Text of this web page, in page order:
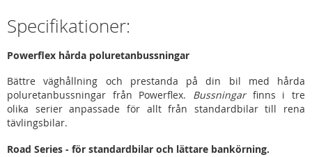
Specifikationer:
Powerflex hårda poluretanbussningar
Bättre väghållning och prestanda på din bil med hårda
poluretanbussningar från Powerflex. Bussningar finns i tre
olika serier anpassade för allt från standardbilar till rena
tävlingsbilar.
Road Series - för standardbilar och lättare bankörning.